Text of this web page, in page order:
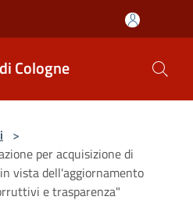
Cologne
>
per acquisizione di
vista dell'aggiornamento
e trasparenza"